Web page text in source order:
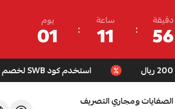
56
دقيقة 11
ساعة 01
يوم
استخدم كود SWB لخصم إضافي + شحن مجاني للطلبات فوق 200 ريال
الصفايات ومجاري التصريف